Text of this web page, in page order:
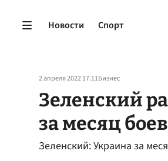
Новости Спорт
2 апреля 2022 17:11Бизнес
Зеленский
за месяц
Зеленский: Украина за